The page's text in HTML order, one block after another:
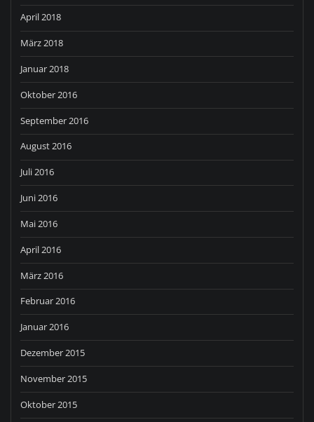
April 2018
März 2018
Januar 2018
Oktober 2016
September 2016
August 2016
Juli 2016
Juni 2016
Mai 2016
April 2016
März 2016
Februar 2016
Januar 2016
Dezember 2015
November 2015
Oktober 2015